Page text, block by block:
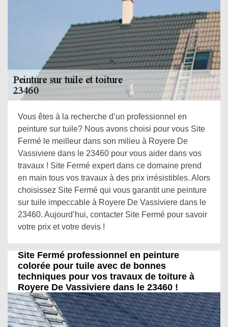
Vous êtes à la recherche d’un professionnel en
peinture sur tuile? Nous avons choisi pour vous Site
Fermé le meilleur dans son milieu à Royere De
Vassiviere dans le 23460 pour vous aider dans vos
travaux ! Site Fermé expert dans ce domaine prend
en main tous vos travaux à des prix irrésistibles. Alors
choisissez Site Fermé qui vous garantit une peinture
sur tuile impeccable à Royere De Vassiviere dans le
23460. Aujourd’hui, contacter Site Fermé pour savoir
votre prix et votre devis !
Site Fermé professionnel en peinture
colorée pour tuile avec de bonnes
techniques pour vos travaux de toiture à
Royere De Vassiviere dans le 23460 !